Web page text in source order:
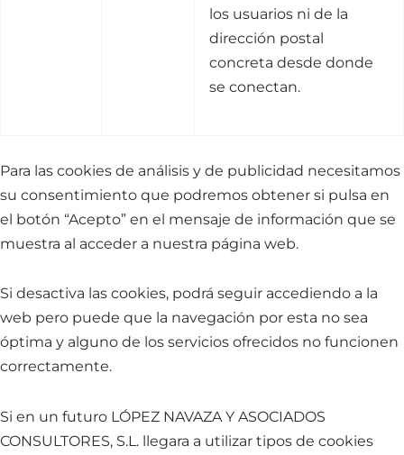
los usuarios ni de la
dirección postal
concreta desde donde
se conectan.
Para las cookies de análisis y de publicidad necesitamos
su consentimiento que podremos obtener si pulsa en
el botón “Acepto” en el mensaje de información que se
muestra al acceder a nuestra página web.
Si desactiva las cookies, podrá seguir accediendo a la
web pero puede que la navegación por esta no sea
óptima y alguno de los servicios ofrecidos no funcionen
correctamente.
Si en un futuro LÓPEZ NAVAZA Y ASOCIADOS
CONSULTORES, S.L. llegara a utilizar tipos de cookies